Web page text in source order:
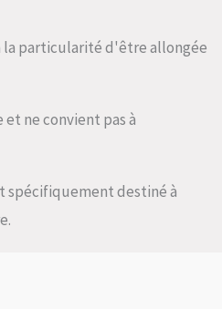
la particularité d'être allongée
ne convient pas à
spécifiquement destiné à